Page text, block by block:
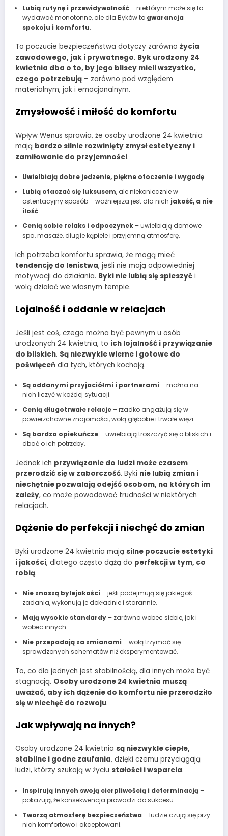
Lubią rutynę i przewidywalność– niektórym może się to
wydawać monotonne, ale dla Byków to gwarancja
spokoju i komfortu.
To poczucie bezpieczeństwa dotyczy zarówno życia
zawodowego, jak i prywatnego. Byk urodzony 24
kwietnia dba o to, by jego bliscy mieli wszystko,
czego potrzebują – zarówno pod względem
materialnym, jak i emocjonalnym.
Zmysłowość i miłość do komfortu
Wpływ Wenus sprawia, że osoby urodzone 24 kwietnia
mają bardzo silnie rozwinięty zmysł estetyczny i
zamiłowanie do przyjemności.
Uwielbiają dobre jedzenie, piękne otoczenie i wygodę.
Lubią otaczać się luksusem, ale niekoniecznie w
ostentacyjny sposób – ważniejsza jest dla nich jakość, a nie
ilość.
Cenią sobie relaks i odpoczynek– uwielbiają domowe
spa, masaże, długie kąpiele i przyjemną atmosferę.
Ich potrzeba komfortu sprawia, że mogą mieć
tendencję do lenistwa, jeśli nie mają odpowiedniej
motywacji do działania. Byki nie lubią się spieszyć i
wolą działać we własnym tempie.
Lojalność i oddanie w relacjach
Jeśli jest coś, czego można być pewnym u osób
urodzonych 24 kwietnia, to ich lojalność i przywiązanie
do bliskich. Są niezwykle wierne i gotowe do
poświęceń dla tych, których kochają.
Są oddanymi przyjaciółmi i partnerami – można na
nich liczyć w każdej sytuacji.
Cenią długotrwałe relacje– rzadko angażują się w
powierzchowne znajomości, wolą głębokie i trwałe więzi.
Są bardzo opiekuńcze– uwielbiają troszczyć się o bliskich i
dbać o ich potrzeby.
Jednak ich przywiązanie do ludzi może czasem
przerodzić się w zaborczość. Byki nie lubią zmian i
niechętnie pozwalają odejść osobom, na których im
zależy, co może powodować trudności w niektórych
relacjach.
Dążenie do perfekcji i niechęć do zmian
Byki urodzone 24 kwietnia mają silne poczucie estetyki
i jakości, dlatego często dążą do perfekcji w tym, co
robią.
Nie znoszą bylejakości – jeśli podejmują się jakiegoś
zadania, wykonują je dokładnie i starannie.
Mają wysokie standardy– zarówno wobec siebie, jak i
wobec innych.
Nie przepadają za zmianami – wolą trzymać się
sprawdzonych schematów niż eksperymentować.
To, co dla jednych jest stabilnością, dla innych może być
stagnacją. Osoby urodzone 24 kwietnia muszą
uważać, aby ich dążenie do komfortu nie przerodziło
się w niechęć do rozwoju.
Jak wpływają na innych?
Osoby urodzone 24 kwietnia są niezwykle ciepłe,
stabilne i godne zaufania, dzięki czemu przyciągają
ludzi, którzy szukają w życiu stałości i wsparcia.
Inspirują innych swoją cierpliwością i determinacją–
pokazują, że konsekwencja prowadzi do sukcesu.
Tworzą atmosferę bezpieczeństwa – ludzie czują się przy
nich komfortowo i akceptowani.